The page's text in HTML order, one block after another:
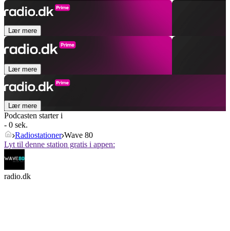
Lær mere
Lær mere
Lær mere
Podcasten starter i
- 0 sek.
Radiostationer Wave 80
Lyt til denne station gratis i appen:
radio.dk